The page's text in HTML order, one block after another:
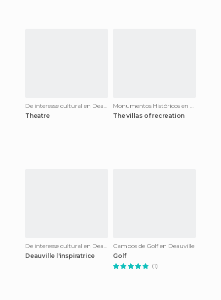
De interesse cultural en Deauville
Theatre
Monumentos Históricos en Deauville
The villas of recreation
De interesse cultural en Deauville
Deauville l'inspiratrice
Campos de Golf en Deauville
Golf
(1)